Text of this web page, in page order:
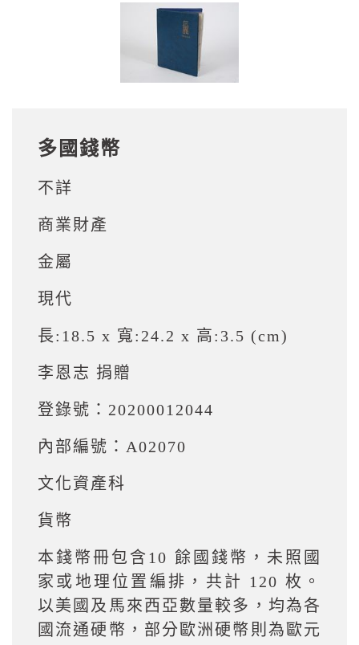
多國錢幣
不詳
商業財產
金屬
現代
長:18.5 x 寬:24.2 x 高:3.5 (cm)
李恩志 捐贈
登錄號：20200012044
內部編號：A02070
文化資產科
貨幣
本錢幣冊包含10 餘國錢幣，未照國
家或地理位置編排，共計 120 枚。
以美國及馬來西亞數量較多，均為各
國流通硬幣，部分歐洲硬幣則為歐元